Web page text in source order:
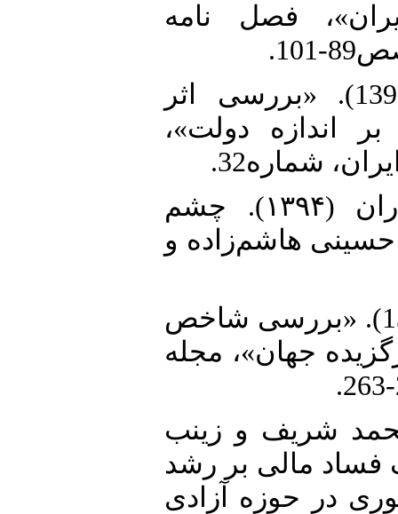
فصل نامه
4. حسینی دوست وهمکاران (1398). «بررسی اثر
اندازه دولت»،
شماره32.
5. خیالت دوگراف پیتر و همکاران (۱۳۹۴). چشم
حسینی هاشم‌زاده و
6. دادگر، یدالله و یدالله نظری (1388). «بررسی شاخص
جهان»، مجله
شریف و زینب
درک فساد مالی بر رشد
در حوزه آزادی